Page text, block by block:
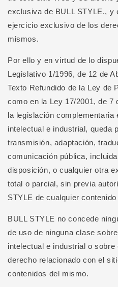
exclusiva de BULL STYLE., y
ejercicio exclusivo de los
mismos.
Por ello y en virtud de lo
Legislativo 1/1996, de 12 de
Texto Refundido de la Ley de
como en la Ley 17/2001, de
la legislación complementaria
intelectual e industrial, queda
transmisión, adaptación,
comunicación pública,
disposición, o cualquier otra
total o parcial, sin previa
STYLE de cualquier
BULL STYLE no concede
de uso de ninguna clase
intelectual e industrial o
derecho relacionado con el
contenidos del mismo.